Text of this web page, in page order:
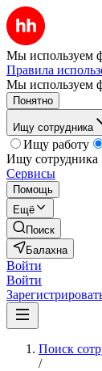
Мы используем
Правила
Мы используем
Понятно
Ищу сотрудника
Ищу работу
Ищу сотрудника
Сервисы
Помощь
Ещё
Поиск
Балахна
Войти
Войти
Поиск
/